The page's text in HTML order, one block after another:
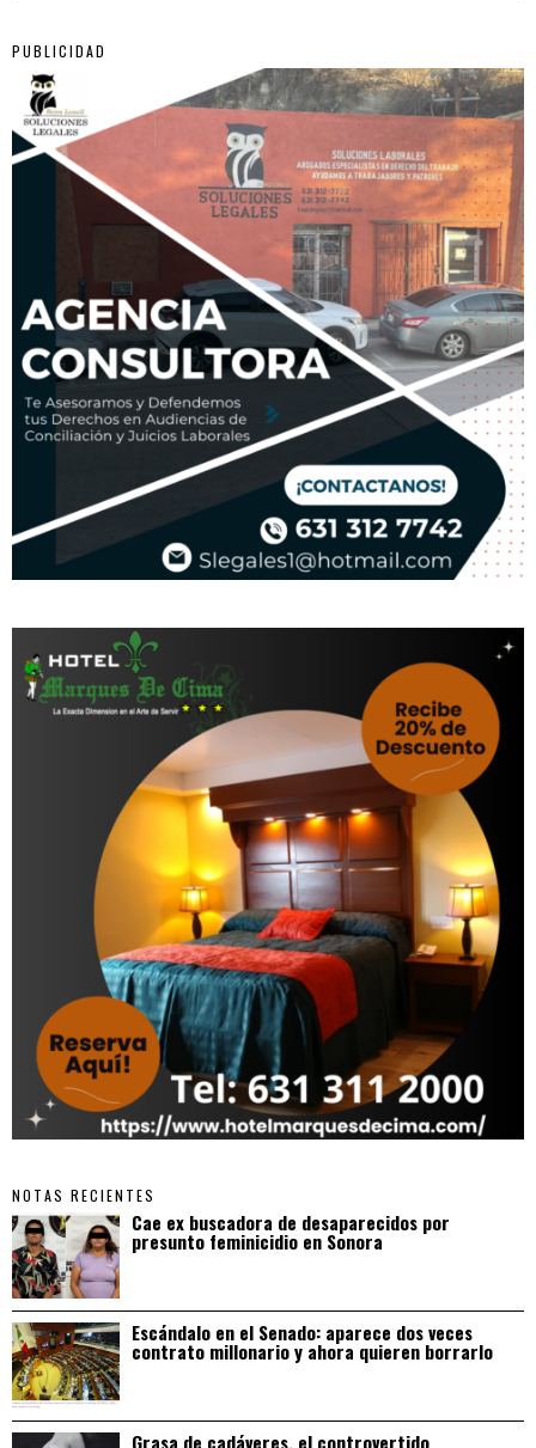
PUBLICIDAD
NOTAS RECIENTES
Cae ex buscadora de desaparecidos por
presunto feminicidio en Sonora
Escándalo en el Senado: aparece dos veces
contrato millonario y ahora quieren borrarlo
Grasa de cadáveres, el controvertido